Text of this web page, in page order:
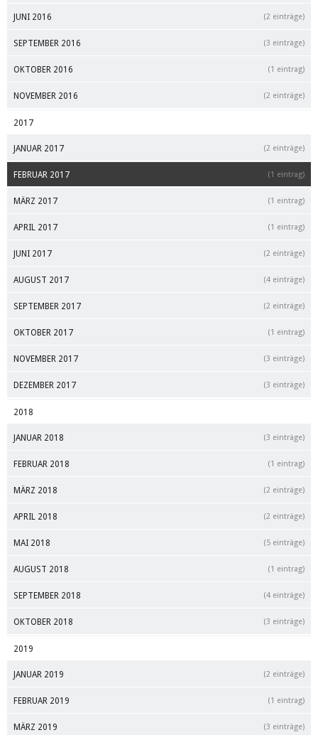
JUNI 2016 (2 einträge)
SEPTEMBER 2016 (3 einträge)
OKTOBER 2016 (1 eintrag)
NOVEMBER 2016 (2 einträge)
2017
JANUAR 2017 (2 einträge)
FEBRUAR 2017 (1 eintrag)
MÄRZ 2017 (1 eintrag)
APRIL 2017 (1 eintrag)
JUNI 2017 (2 einträge)
AUGUST 2017 (4 einträge)
SEPTEMBER 2017 (2 einträge)
OKTOBER 2017 (1 eintrag)
NOVEMBER 2017 (3 einträge)
DEZEMBER 2017 (3 einträge)
2018
JANUAR 2018 (3 einträge)
FEBRUAR 2018 (1 eintrag)
MÄRZ 2018 (2 einträge)
APRIL 2018 (2 einträge)
MAI 2018 (5 einträge)
AUGUST 2018 (1 eintrag)
SEPTEMBER 2018 (4 einträge)
OKTOBER 2018 (3 einträge)
2019
JANUAR 2019 (2 einträge)
FEBRUAR 2019 (1 eintrag)
MÄRZ 2019 (3 einträge)